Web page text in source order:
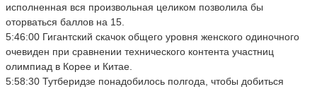
исполненная вся произвольная целиком позволила бы
оторваться баллов на 15.
5:46:00 Гигантский скачок общего уровня женского одиночного
очевиден при сравнении технического контента участниц
олимпиад в Корее и Китае.
5:58:30 Тутберидзе понадобилось полгода, чтобы добиться